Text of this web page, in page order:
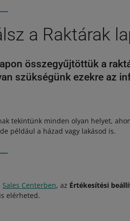
a Raktárak
összegyűjtöttük a
szükségünk ezekre az
tekintünk minden olyan helyet,
például a házad vagy lakásod is.
Sales Centerben, az Értékesítési
elérheted.